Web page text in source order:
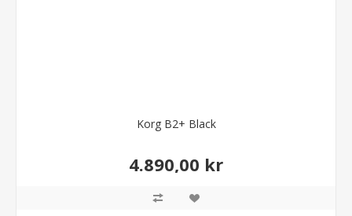
Korg B2+ Black
4.890,00 kr